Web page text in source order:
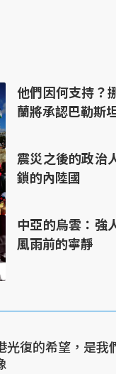
他們因何支持？
蘭將承認巴勒斯
震災之後的政治
鎖的內陸國
中亞的烏雲：強
風雨前的寧靜
光復的希望，是